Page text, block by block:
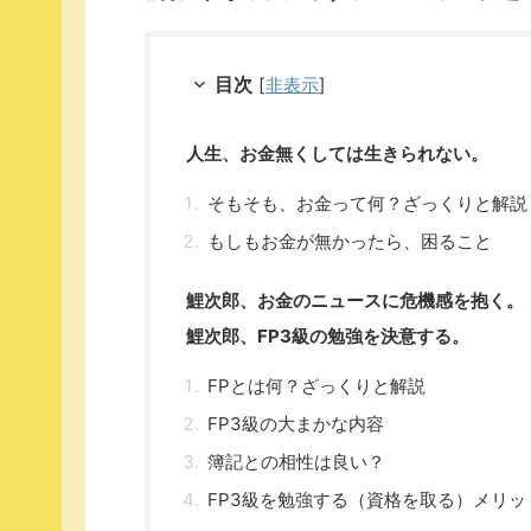
目次 [非表示]
人生、お金無くしては生きられない。
そもそも、お金って何？ざっくりと解説
もしもお金が無かったら、困ること
鯉次郎、お金のニュースに危機感を抱く。
鯉次郎、FP3級の勉強を決意する。
FPとは何？ざっくりと解説
FP3級の大まかな内容
簿記との相性は良い？
FP3級を勉強する（資格を取る）メリッ